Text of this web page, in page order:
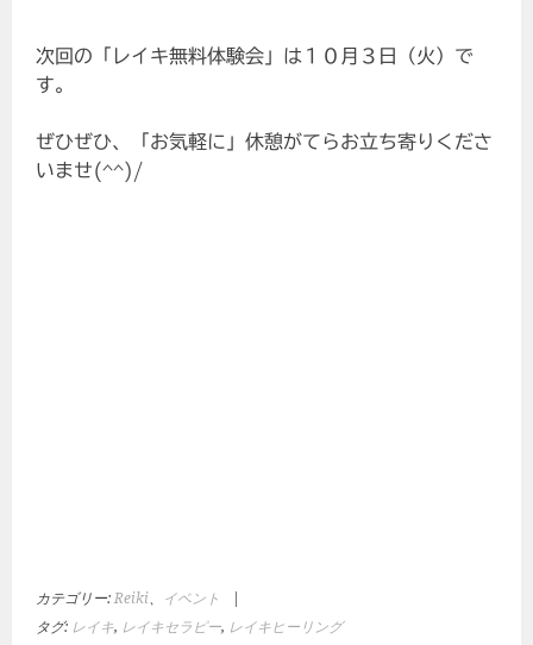
次回の「レイキ無料体験会」は１０月３日（火）で
す。
ぜひぜひ、「お気軽に」休憩がてらお立ち寄りくださ
いませ(^^)/
カテゴリー: Reiki イベント
タグ: レイキ, レイキセラピー, レイキヒーリング